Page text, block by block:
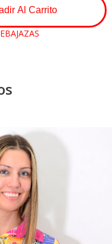
Al Carrito